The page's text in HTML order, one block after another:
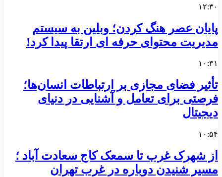
۱۲:۳۰
پایان عصر هنگ کردن؛ وبلین به سیستم
مدیریت محتوای حرفه ای ارتقا پیدا کرد!
۱۰:۳۱
تأثیر فضای مجازی بر ارتباطات انسان‌ها؛
فرصتی برای تعامل و آشنایی در دنیای
دیجیتال
۱۰:۵۴
از شهرک غرب تا سمعک کاج سعادت آباد ؛
مسیر شنیدن دوباره در غرب تهران